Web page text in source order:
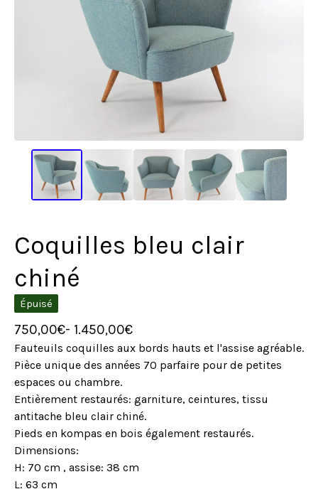
Coquilles bleu clair
chiné
Épuisé
750,00€- 1.450,00€
Fauteuils coquilles aux bords hauts et l'assise agréable.
Pièce unique des années 70 parfaire pour de petites
espaces ou chambre.
Entièrement restaurés: garniture, ceintures, tissu
antitache bleu clair chiné.
Pieds en kompas en bois également restaurés.
Dimensions:
H: 70 cm , assise: 38 cm
L: 63 cm